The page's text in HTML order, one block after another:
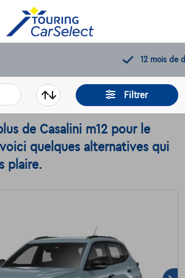
Filtrer
de Casalini m12 pour le
quelques alternatives qui
plaire.